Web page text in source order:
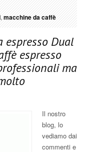
,macchine da caffè
espresso Dual
espresso
ma
Il nostro
blog, lo
vediamo dai
commenti e